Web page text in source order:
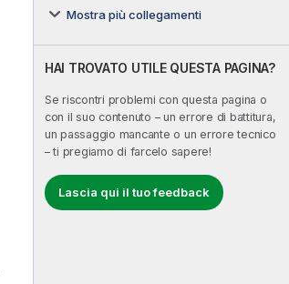
Mostra più collegamenti
HAI TROVATO UTILE QUESTA PAGINA?
Se riscontri problemi con questa pagina o
con il suo contenuto – un errore di battitura,
un passaggio mancante o un errore tecnico
– ti pregiamo di farcelo sapere!
Lascia qui il tuo feedback